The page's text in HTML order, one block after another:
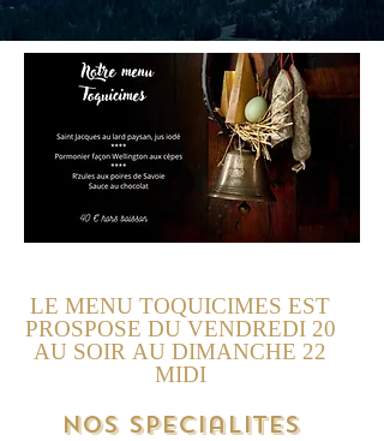
LE MENU TOQUICIMES EST
PROSPOSE DU VENDREDI 20
AU SOIR AU DIMANCHE 22
MIDI
Nos specialites